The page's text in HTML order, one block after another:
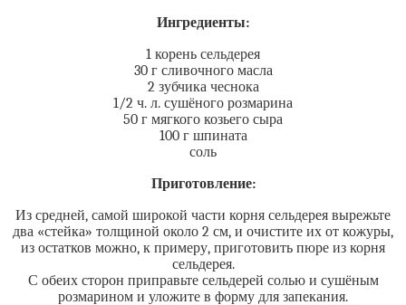
Ингредиенты:
1 корень сельдерея
30 г сливочного масла
2 зубчика чеснока
1/2 ч. л. сушёного розмарина
50 г мягкого козьего сыра
100 г шпината
соль
Приготовление:
Из средней, самой широкой части корня сельдерея вырежьте
два «стейка» толщиной около 2 см, и очистите их от кожуры,
из остатков можно, к примеру, приготовить пюре из корня
сельдерея.
С обеих сторон приправьте сельдерей солью и сушёным
розмарином и уложите в форму для запекания.